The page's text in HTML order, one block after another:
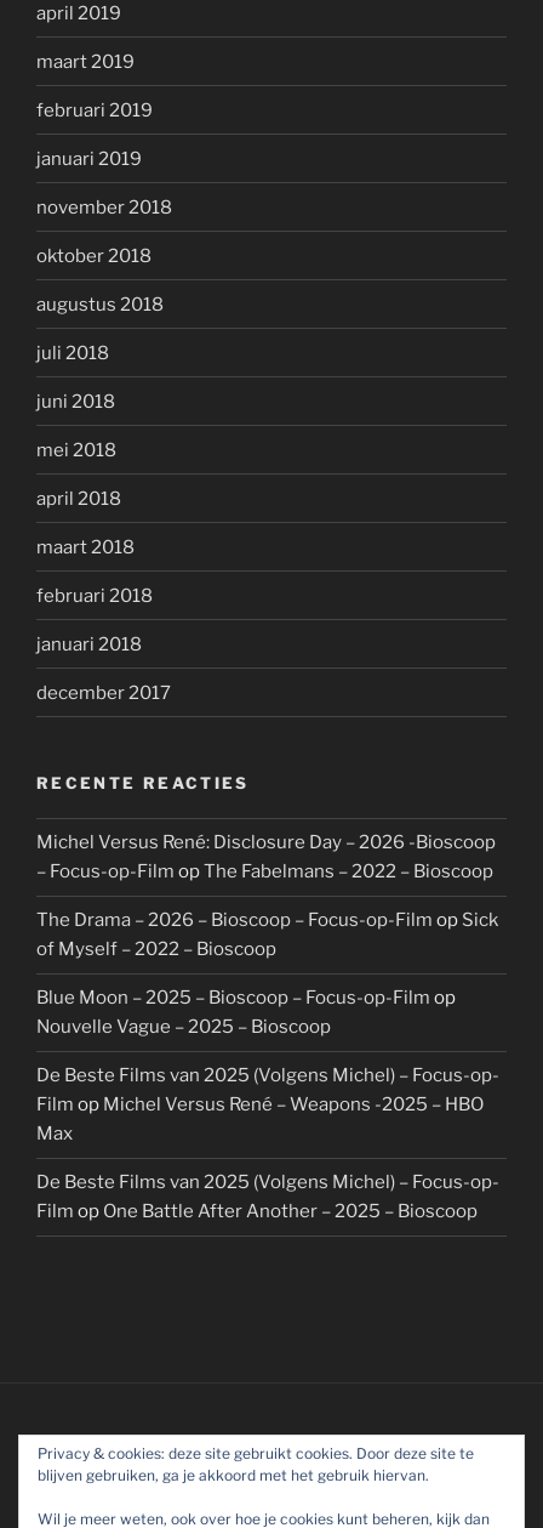
april 2019
maart 2019
februari 2019
januari 2019
november 2018
oktober 2018
augustus 2018
juli 2018
juni 2018
mei 2018
april 2018
maart 2018
februari 2018
januari 2018
december 2017
RECENTE REACTIES
Michel Versus René: Disclosure Day – 2026 -Bioscoop
– Focus-op-Film opThe Fabelmans – 2022 – Bioscoop
The Drama – 2026 – Bioscoop – Focus-op-Film op Sick
of Myself – 2022 – Bioscoop
Blue Moon – 2025 – Bioscoop – Focus-op-Film op
Nouvelle Vague – 2025 – Bioscoop
De Beste Films van 2025 (Volgens Michel) – Focus-op-
Film op Michel Versus René – Weapons -2025 – HBO
Max
De Beste Films van 2025 (Volgens Michel) – Focus-op-
Film op One Battle After Another – 2025 – Bioscoop
Privacy & cookies: deze site gebruikt cookies. Door deze site te
blijven gebruiken, ga je akkoord met het gebruik hiervan.
Wil je meer weten, ook over hoe je cookies kunt beheren, kijk dan